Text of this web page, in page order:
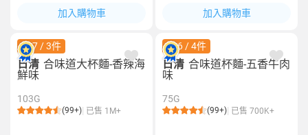
加入購物車 加入購物車
$27 / 3件
日清 合味道大杯麵-香辣海
鮮味
103G
(99+) 已售 1M+
$26 / 4件
日清 合味道杯麵-五香牛肉
味
75G
(99+) 已售 700K+